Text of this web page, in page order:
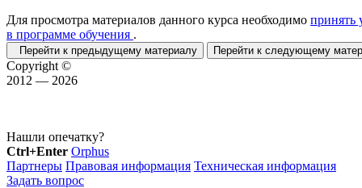
Для просмотра материалов данного курса необходимо принять
в программе обучения .
Перейти к предыдущему материалу Перейти к следующему
Copyright ©
2012 — 2026
Нашли опечатку?
Ctrl+Enter Orphus
Партнеры Правовая информация Техническая информация
Задать вопрос